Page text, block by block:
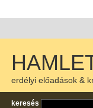
erdélyi előadások &
keresés